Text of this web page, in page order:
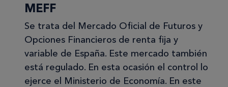
MEFF
Se trata del Mercado Oficial de Futuros y
Opciones Financieros de renta fija y
variable de España. Este mercado también
está regulado. En esta ocasión el control lo
ejerce el Ministerio de Economía. En este